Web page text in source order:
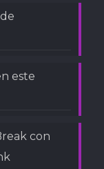
este
con